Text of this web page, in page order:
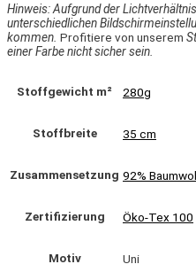
Hinweis: Aufgrund der
unterschiedlichen
kommen. Profitiere von unserem
einer Farbe nicht sicher sein.
Stoffgewicht m² 280g
Stoffbreite 35 cm
Zusammensetzung 92%
Zertifizierung Öko-Tex 100
Motiv Uni